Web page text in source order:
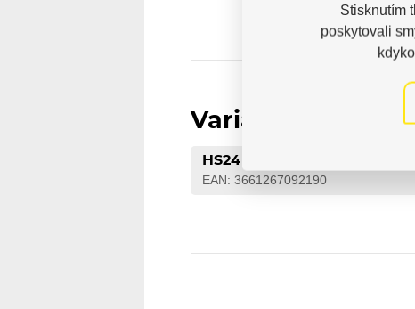
Varianty
HS24
EAN: 3661267092190
Stisknutím
poskytovali